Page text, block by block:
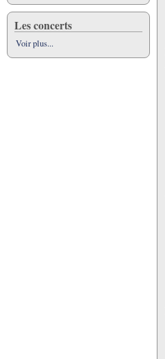
Les concerts
Voir plus...